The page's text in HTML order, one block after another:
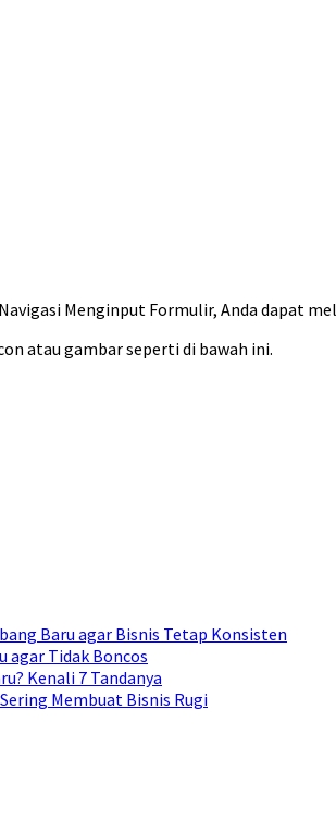
Menginput Formulir, Anda dapat
atau gambar seperti di bawah ini.
Baru agar Bisnis Tetap Konsisten
agar Tidak Boncos
Kenali 7 Tandanya
Membuat Bisnis Rugi